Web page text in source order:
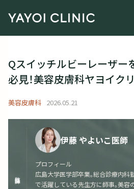
Qスイッチルビーレーザー
必見！美容皮膚科ヤヨイク
美容皮膚科 2026.05.21
伊藤 やよいこ医師
プロフィール
広島大学医学部卒業。総合診療内科
で活躍している先生方に師事。美